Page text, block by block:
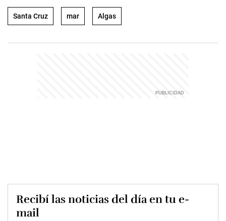
Santa Cruz mar Algas
Recibí las noticias del día en tu e-
mail